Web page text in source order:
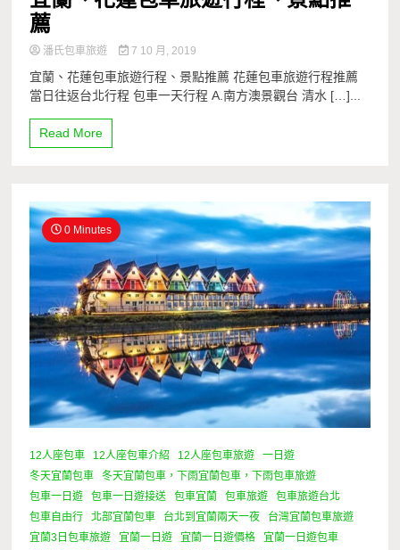
薦
潘氏包車旅遊 7 10 月, 2019
宜蘭、花蓮包車旅遊行程、景點推薦 花蓮包車旅遊行程推薦
當日往返台北行程 包車一天行程 A.南方澳景觀台 清水 […]...
Read More
0 Minutes
12人座包車 12人座包車介紹 12人座包車旅遊
一日遊
冬天宜蘭包車
冬天宜蘭包車，下雨宜蘭包車，下雨包車旅遊
包車一日遊
包車一日遊接送 包車宜蘭 包車旅遊
包車旅遊台北
包車自由行
北部宜蘭包車 台北到宜蘭兩天一夜
台灣宜蘭包車旅遊
宜蘭3日包車旅遊
宜蘭一日遊 宜蘭一日遊價格
宜蘭一日遊包車